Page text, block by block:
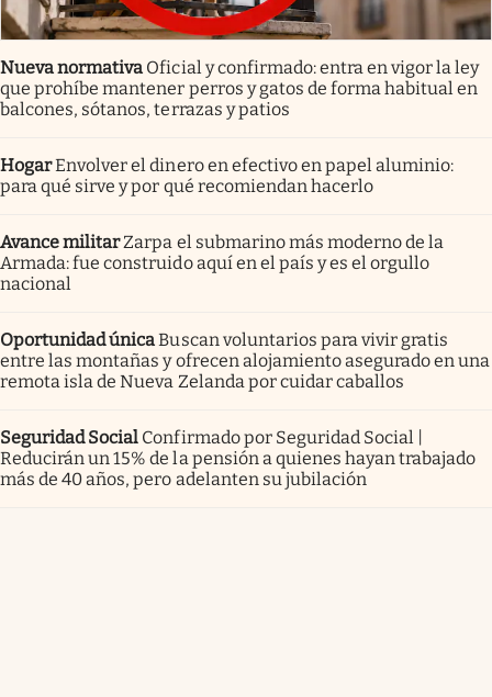
Nueva normativa Oficial y confirmado: entra en vigor la ley
que prohíbe mantener perros y gatos de forma habitual en
balcones, sótanos, terrazas y patios
HogarEnvolver el dinero en efectivo en papel aluminio:
para qué sirve y por qué recomiendan hacerlo
Avance militarZarpa el submarino más moderno de la
Armada: fue construido aquí en el país y es el orgullo
nacional
Oportunidad únicaBuscan voluntarios para vivir gratis
entre las montañas y ofrecen alojamiento asegurado en una
remota isla de Nueva Zelanda por cuidar caballos
Seguridad Social Confirmado por Seguridad Social |
Reducirán un 15% de la pensión a quienes hayan trabajado
más de 40 años, pero adelanten su jubilación